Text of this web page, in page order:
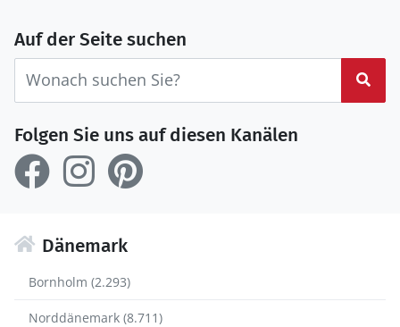
Auf der Seite suchen
Folgen Sie uns auf diesen Kanälen
Dänemark
Bornholm (2.293)
Norddänemark (8.711)